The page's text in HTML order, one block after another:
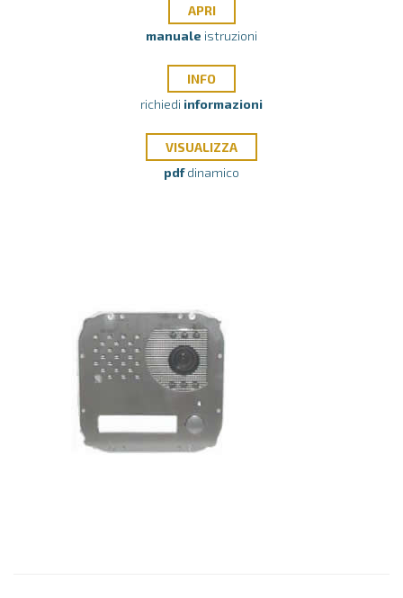
APRI
manuale istruzioni
INFO
richiedi informazioni
VISUALIZZA
pdfdinamico